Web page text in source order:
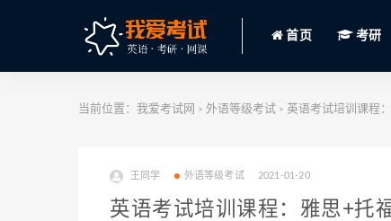
首页 考研
当前位置： 我爱考试网 > 外语等级考试 > 英语考试培训课程
王同学 外语等级考试 2021-01-20
英语考试培训课程：雅思+托